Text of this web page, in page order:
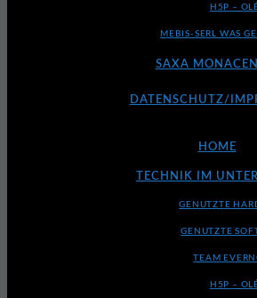
H5P –
MEBIS-SERL WAS
SAXA
DATENSCHUTZ/
HOME
TECHNIK IM
GENUTZTE
GENUTZTE
TEAM
H5P –